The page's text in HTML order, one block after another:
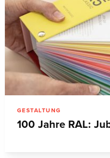
GESTALTUNG
100 Jahre RAL: